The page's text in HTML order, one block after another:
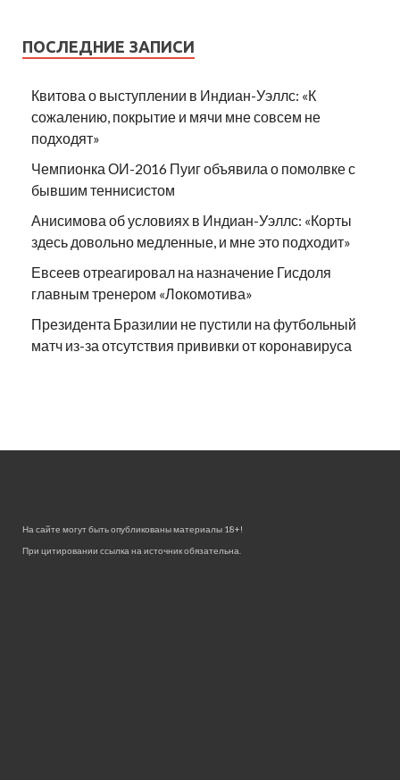
ПОСЛЕДНИЕ ЗАПИСИ
Квитова о выступлении в Индиан-Уэллс: «К
сожалению, покрытие и мячи мне совсем не
подходят»
Чемпионка ОИ-2016 Пуиг объявила о помолвке с
бывшим теннисистом
Анисимова об условиях в Индиан-Уэллс: «Корты
здесь довольно медленные, и мне это подходит»
Евсеев отреагировал на назначение Гисдоля
главным тренером «Локомотива»
Президента Бразилии не пустили на футбольный
матч из-за отсутствия прививки от коронавируса
На сайте могут быть опубликованы материалы 18+!
При цитировании ссылка на источник обязательна.